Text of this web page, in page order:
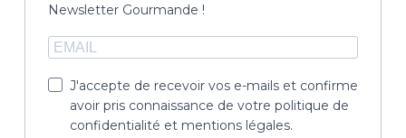
Newsletter Gourmande !
J'accepte de recevoir vos e-mails et confirme
avoir pris connaissance de votre politique de
confidentialité et mentions légales.